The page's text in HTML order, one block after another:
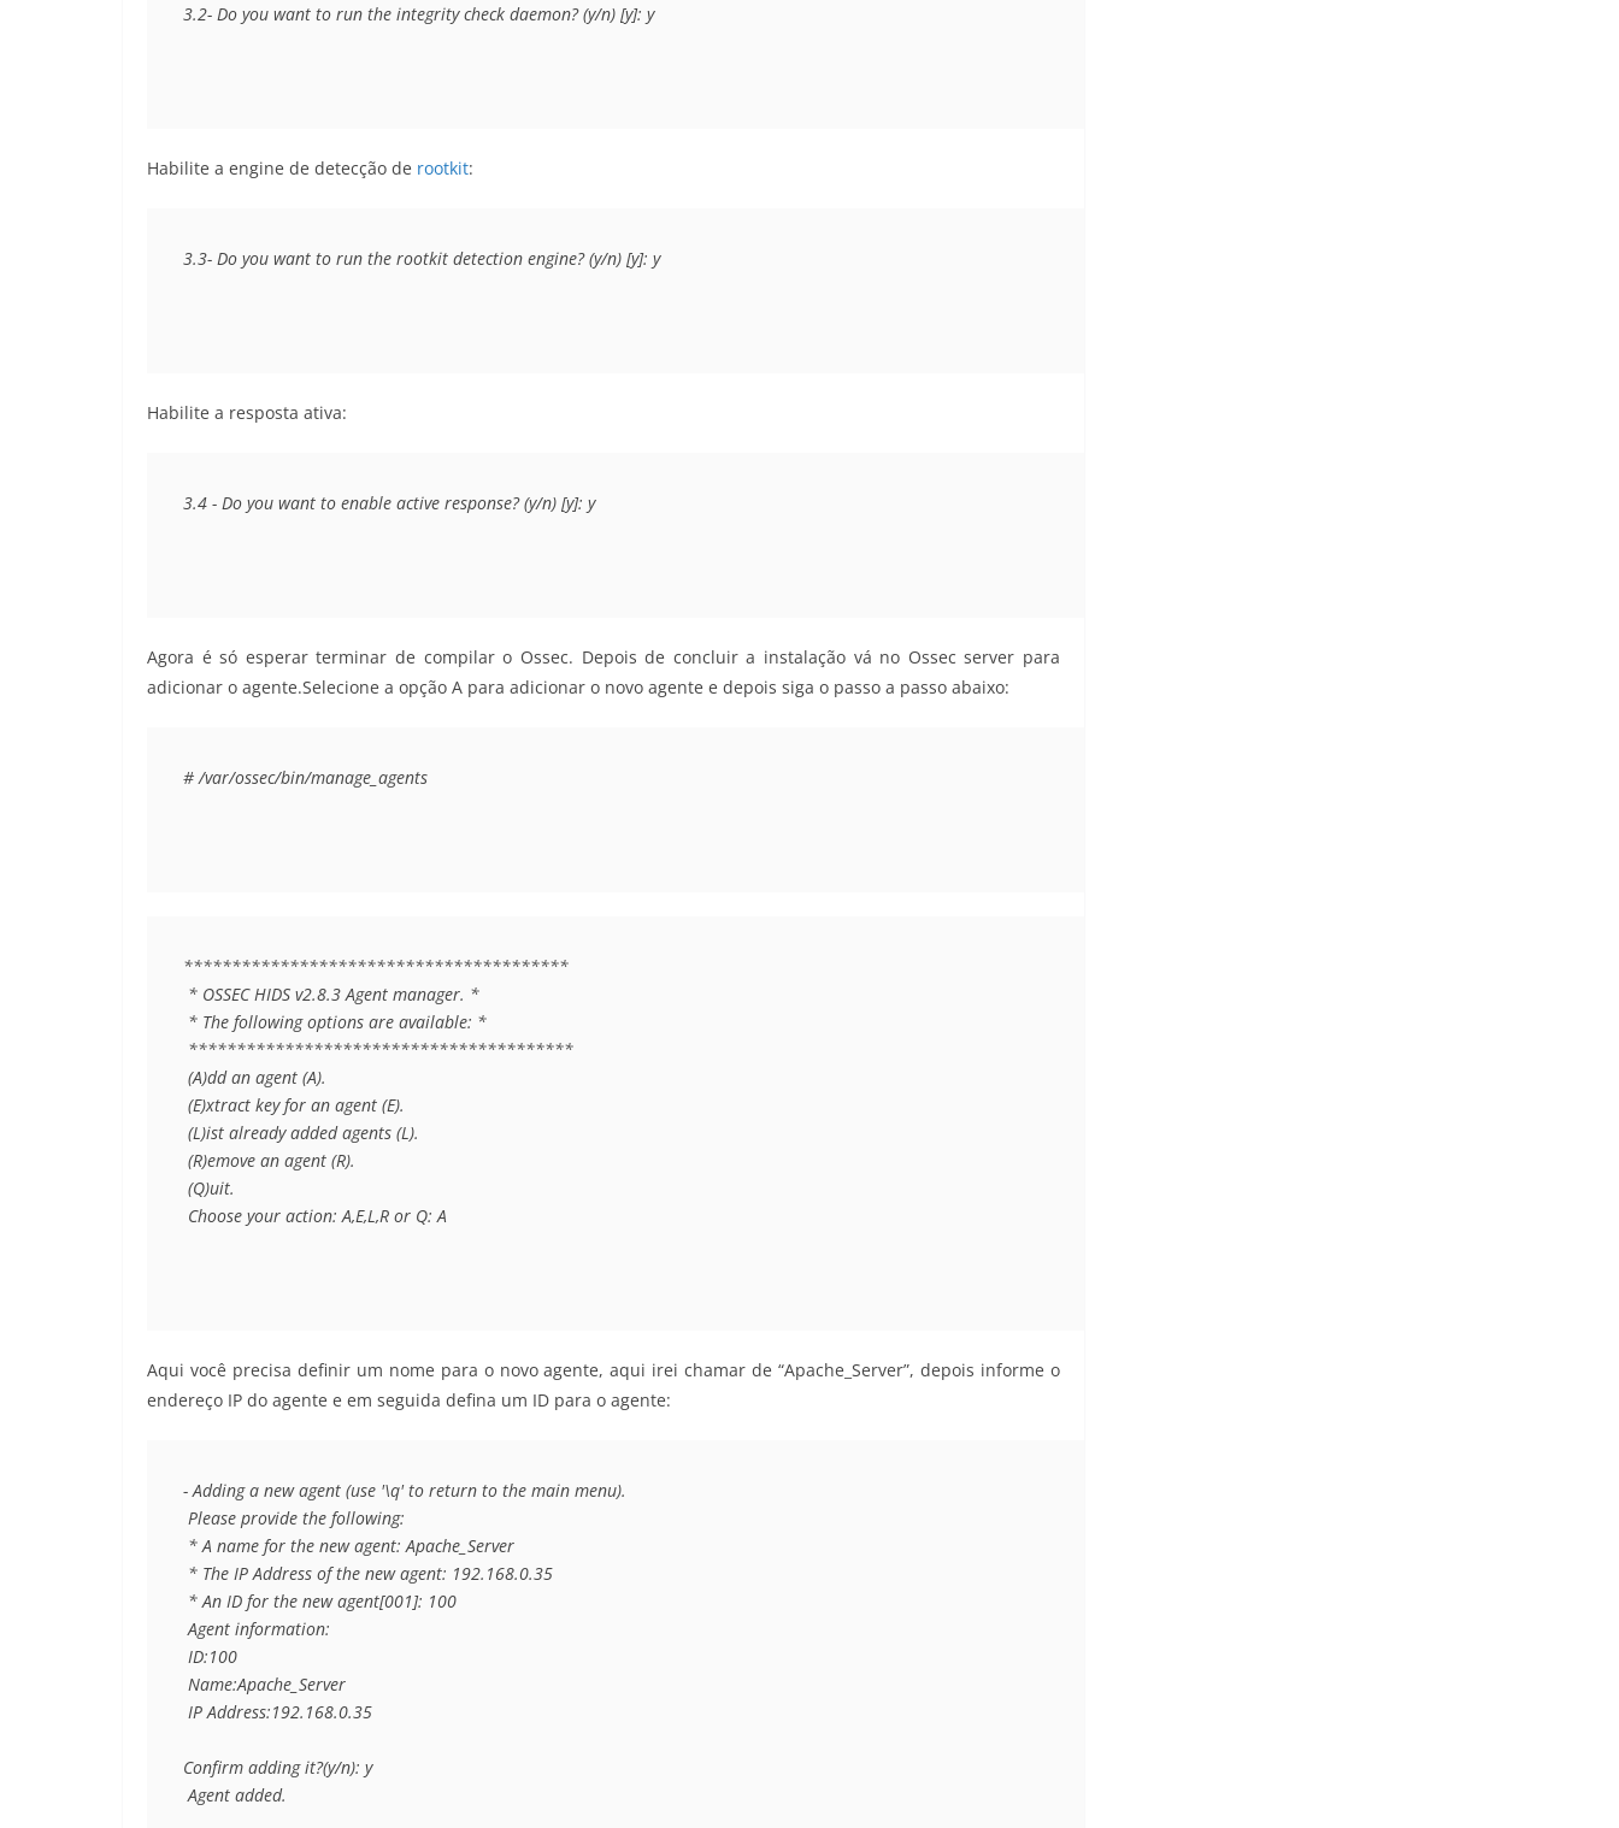
3.2- Do you want to run the integrity check daemon? (y/n) [y]: y
Habilite a engine de detecção de rootkit:
3.3- Do you want to run the rootkit detection engine? (y/n) [y]: y
Habilite a resposta ativa:
3.4 - Do you want to enable active response? (y/n) [y]: y
Agora é só esperar terminar de compilar o Ossec. Depois de concluir a instalação vá no Ossec server para
adicionar o agente.Selecione a opção A para adicionar o novo agente e depois siga o passo a passo abaixo:
# /var/ossec/bin/manage_agents
****************************************
* OSSEC HIDS v2.8.3 Agent manager. *
* The following options are available: *
****************************************
(A)dd an agent (A).
(E)xtract key for an agent (E).
(L)ist already added agents (L).
(R)emove an agent (R).
(Q)uit.
Choose your action: A,E,L,R or Q: A
Aqui você precisa definir um nome para o novo agente, aqui irei chamar de “Apache_Server”, depois informe o
endereço IP do agente e em seguida defina um ID para o agente:
- Adding a new agent (use '\q' to return to the main menu).
Please provide the following:
* A name for the new agent: Apache_Server
* The IP Address of the new agent: 192.168.0.35
* An ID for the new agent[001]: 100
Agent information:
ID:100
Name:Apache_Server
IP Address:192.168.0.35
Confirm adding it?(y/n): y
Agent added.